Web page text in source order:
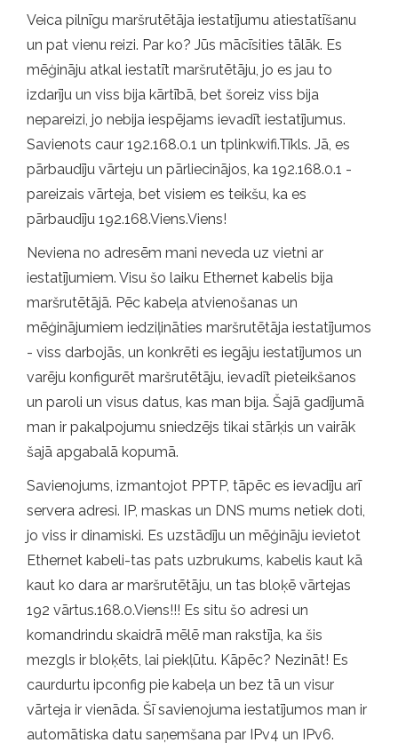
Veica pilnīgu maršrutētāja iestatījumu atiestatīšanu
un pat vienu reizi. Par ko? Jūs mācīsities tālāk. Es
mēģināju atkal iestatīt maršrutētāju, jo es jau to
izdarīju un viss bija kārtībā, bet šoreiz viss bija
nepareizi, jo nebija iespējams ievadīt iestatījumus.
Savienots caur 192.168.0.1 un tplinkwifi.Tīkls. Jā, es
pārbaudīju vārteju un pārliecinājos, ka 192.168.0.1 -
pareizais vārteja, bet visiem es teikšu, ka es
pārbaudīju 192.168.Viens.Viens!
Neviena no adresēm mani neveda uz vietni ar
iestatījumiem. Visu šo laiku Ethernet kabelis bija
maršrutētājā. Pēc kabeļa atvienošanas un
mēģinājumiem iedziļināties maršrutētāja iestatījumos
- viss darbojās, un konkrēti es iegāju iestatījumos un
varēju konfigurēt maršrutētāju, ievadīt pieteikšanos
un paroli un visus datus, kas man bija. Šajā gadījumā
man ir pakalpojumu sniedzējs tikai stārķis un vairāk
šajā apgabalā kopumā.
Savienojums, izmantojot PPTP, tāpēc es ievadīju arī
servera adresi. IP, maskas un DNS mums netiek doti,
jo viss ir dinamiski. Es uzstādīju un mēģināju ievietot
Ethernet kabeli-tas pats uzbrukums, kabelis kaut kā
kaut ko dara ar maršrutētāju, un tas bloķē vārtejas
192 vārtus.168.0.Viens!!! Es situ šo adresi un
komandrindu skaidrā mēlē man rakstīja, ka šis
mezgls ir bloķēts, lai piekļūtu. Kāpēc? Nezināt! Es
caurdurtu ipconfig pie kabeļa un bez tā un visur
vārteja ir vienāda. Šī savienojuma iestatījumos man ir
automātiska datu saņemšana par IPv4 un IPv6.